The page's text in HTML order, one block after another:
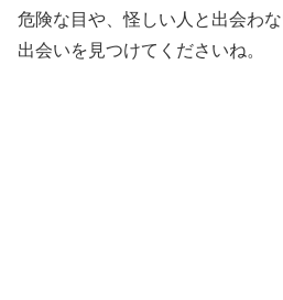
危険な目や、怪しい人と出会わ
出会いを見つけてくださいね。